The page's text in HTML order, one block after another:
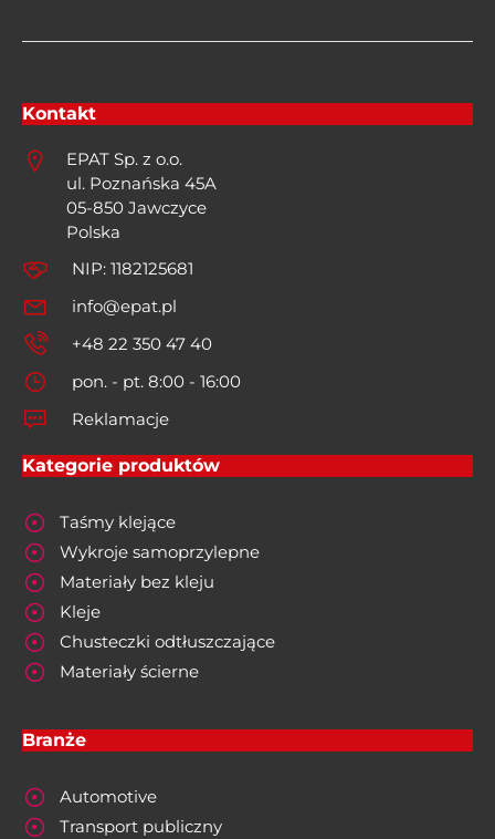
Kontakt
EPAT Sp. z o.o.
ul. Poznańska 45A
05-850 Jawczyce
Polska
NIP: 1182125681
info@epat.pl
+48 22 350 47 40
pon. - pt. 8:00 - 16:00
Reklamacje
Kategorie produktów
Taśmy klejące
Wykroje samoprzylepne
Materiały bez kleju
Kleje
Chusteczki odtłuszczające
Materiały ścierne
Branże
Automotive
Transport publiczny